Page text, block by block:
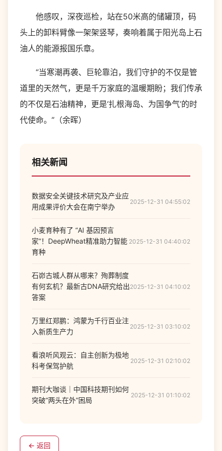
他感叹，深夜巡检，站在50米高的储罐顶，码
头上的卸料臂像一架架竖琴，奏响着属于阳光岛上石
油人的能源报国乐章。
“当寒潮再袭、巨轮靠泊，我们守护的不仅是管
道里的天然气，更是千万家庭的温暖期盼；我们传承
的不仅是石油精神，更是‘扎根海岛、为国争气’的时
代使命。”（余晖）
相关新闻
数据安全关键技术研究及产业应
用成果评价大会在南宁举办
2025-12-31 04:55:02
小麦育种有了 “AI 基因预言
家”！DeepWheat精准助力智能
育种
2025-12-31 04:40:02
石峁古城人群从哪来？殉葬制度
有何玄机？最新古DNA研究给出
答案
2025-12-31 04:10:02
万里红郑鹏：鸿蒙为千行百业注
入新质生产力
2025-12-31 03:10:02
看浪听风观云：自主创新为极地
科考保驾护航
2025-12-31 02:10:02
期刊大咖谈｜中国科技期刊如何
突破“两头在外”困局
2025-12-31 01:10:02
← 返回